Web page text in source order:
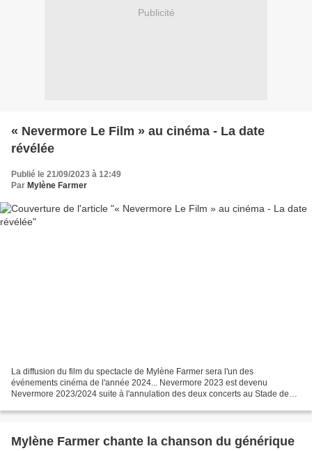
Publicité
« Nevermore Le Film » au cinéma - La date
révélée
Publié le 21/09/2023 à 12:49
Par Mylène Farmer
La diffusion du film du spectacle de Mylène Farmer sera l'un des
événements cinéma de l'année 2024... Nevermore 2023 est devenu
Nevermore 2023/2024 suite à l'annulation des deux concerts au Stade de
Mylène Farmer chante la chanson du générique